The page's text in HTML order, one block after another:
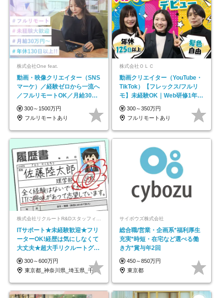
株式会社One feat.
動画・映像クリエイター（SNS
マーケ）／経験ゼロから一流へ
／フルリモートOK／月給30万
円～／年休130日以上
300～1500万円
フルリモートあり
株式会社ＯＬＣ
動画クリエイター（YouTube・
TikTok）【フレックス/フルリ
モ】未経験OK｜Web研修1年間
｜副業OK
300～350万円
フルリモートあり
株式会社リクルートR&Dスタッフィング【リクルートグループ】
ITサポート★未経験歓迎★フリ
ーターOK!経歴は気にしなくて
大丈夫★超大手リクルートグル
ープの正社員/sg
300～600万円
東京都_神奈川県_埼玉県_千葉県_大阪府…
サイボウズ株式会社
総合職/営業・企画系*福利厚生
充実*時短・在宅など選べる働
き方*賞与年2回
450～850万円
東京都